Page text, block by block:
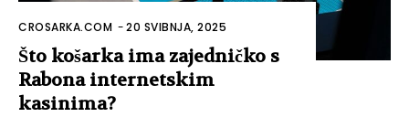
CROSARKA.COM -20 SVIBNJA, 2025
Što košarka ima zajedničko s
Rabona internetskim
kasinima?